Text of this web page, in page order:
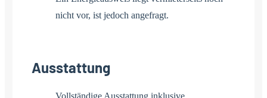
nicht vor, ist jedoch angefragt.
Ausstattung
Vollständige Ausstattung inklusive